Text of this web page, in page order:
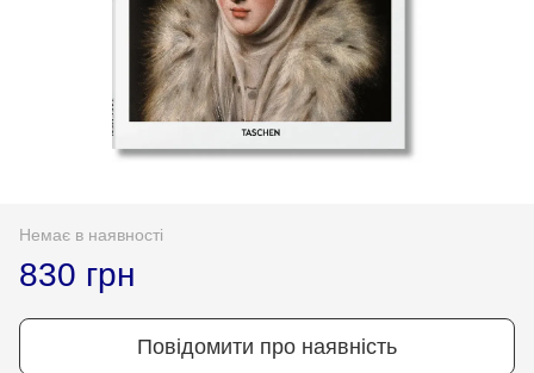
Немає в наявності
830 грн
Повідомити про наявність